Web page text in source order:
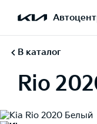
В каталог
Rio